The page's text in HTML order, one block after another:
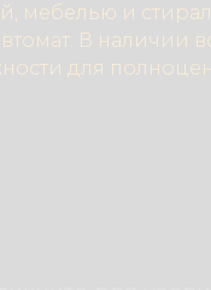
мебелью и
В наличии
для